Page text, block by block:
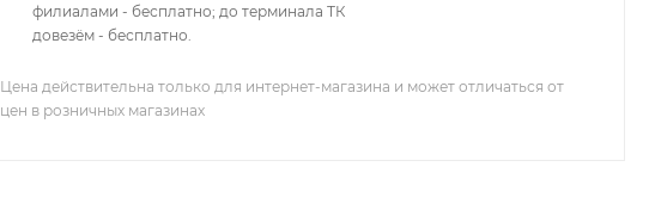
филиалами - бесплатно; до терминала ТК
довезём - бесплатно.
Цена действительна только для интернет-магазина и может отличаться от
цен в розничных магазинах